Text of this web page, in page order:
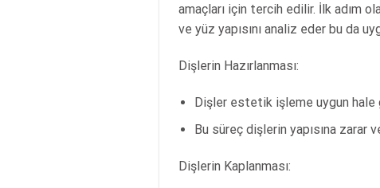
amaçları için tercih edilir. İlk adım
ve yüz yapısını analiz eder bu da
Dişlerin Hazırlanması:
Dişler estetik işleme uygun hale
Bu süreç dişlerin yapısına zarar
Dişlerin Kaplanması: